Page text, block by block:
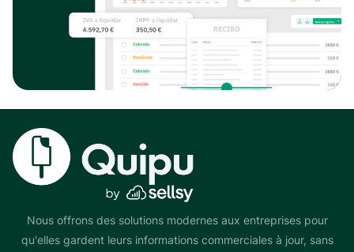
Nous offrons des solutions modernes aux entreprises pour
qu'elles gardent leurs informations commerciales à jour, sans